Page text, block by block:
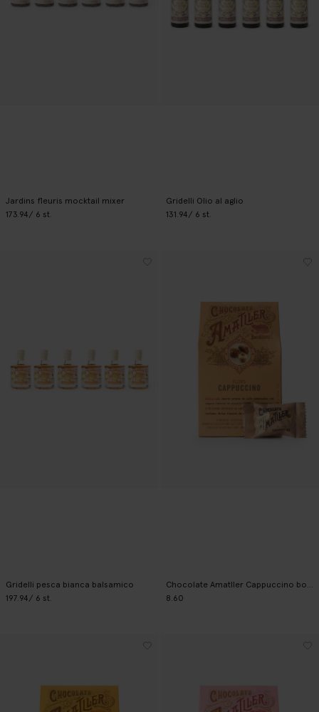
Jardins fleuris mocktail mixer
173.94/ 6 st.
Gridelli Olio al aglio
131.94/ 6 st.
Gridelli pesca bianca balsamico
197.94 / 6 st.
8.60